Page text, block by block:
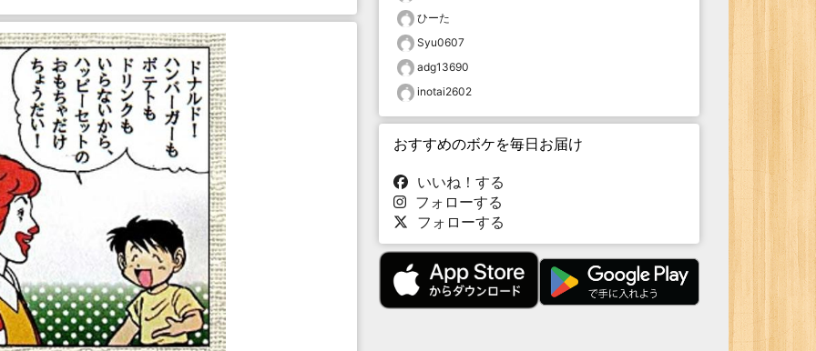
ひーた
Syu0607
adg13690
inotai2602
おすすめのボケを毎日お届け
いいね！する
フォローする
フォローする